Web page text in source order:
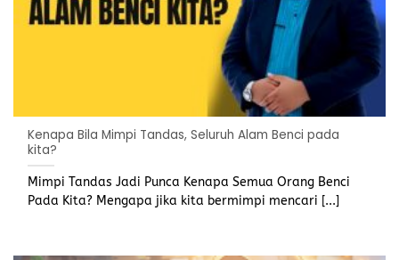
Kenapa Bila Mimpi Tandas, Seluruh Alam Benci pada
kita?
Mimpi Tandas Jadi Punca Kenapa Semua Orang Benci
Pada Kita? Mengapa jika kita bermimpi mencari [...]